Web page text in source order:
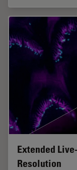
Extended
Resolution